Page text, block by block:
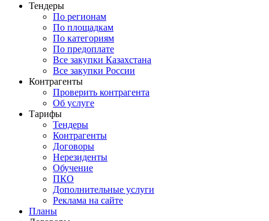
Тендеры
По регионам
По площадкам
По категориям
По предоплате
Все закупки Казахстана
Все закупки России
Контрагенты
Проверить контрагента
Об услуге
Тарифы
Тендеры
Контрагенты
Договоры
Нерезиденты
Обучение
ПКО
Дополнительные услуги
Реклама на сайте
Планы